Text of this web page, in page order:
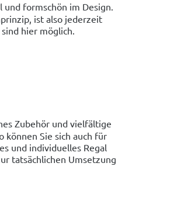
und formschön im Design.
ist also jederzeit
hier möglich.
Zubehör und vielfältige
können Sie sich auch für
und individuelles Regal
tatsächlichen Umsetzung